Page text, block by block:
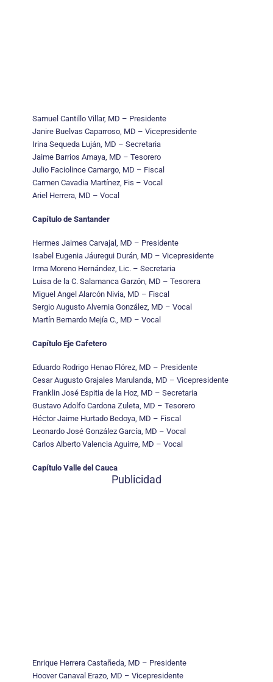
Samuel Cantillo Villar, MD – Presidente
Janire Buelvas Caparroso, MD – Vicepresidente
Irina Sequeda Luján, MD – Secretaria
Jaime Barrios Amaya, MD – Tesorero
Julio Faciolince Camargo, MD – Fiscal
Carmen Cavadia Martínez, Fis – Vocal
Ariel Herrera, MD – Vocal
Capítulo de Santander
Hermes Jaimes Carvajal, MD – Presidente
Isabel Eugenia Jáuregui Durán, MD – Vicepresidente
Irma Moreno Hernández, Lic. – Secretaria
Luisa de la C. Salamanca Garzón, MD – Tesorera
Miguel Angel Alarcón Nivia, MD – Fiscal
Sergio Augusto Alvernia González, MD – Vocal
Martín Bernardo Mejía C., MD – Vocal
Capítulo Eje Cafetero
Eduardo Rodrigo Henao Flórez, MD – Presidente
Cesar Augusto Grajales Marulanda, MD – Vicepresidente
Franklin José Espitia de la Hoz, MD – Secretaria
Gustavo Adolfo Cardona Zuleta, MD – Tesorero
Héctor Jaime Hurtado Bedoya, MD – Fiscal
Leonardo José González García, MD – Vocal
Carlos Alberto Valencia Aguirre, MD – Vocal
Capítulo Valle del Cauca
Publicidad
Enrique Herrera Castañeda, MD – Presidente
Hoover Canaval Erazo, MD – Vicepresidente